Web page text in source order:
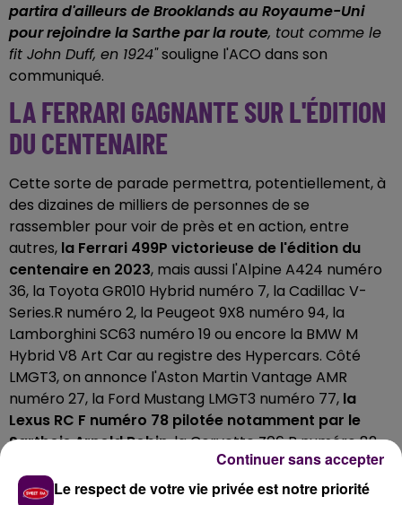
partira d'ailleurs de Brooklands au Royaume-Uni
pour rejoindre la Sarthe par la route, tout comme le
fit John Duff, en 1924"souligne l'ACO dans son
communiqué.
LA FERRARI GAGNANTE SUR L'ÉDITION
DU CENTENAIRE
Cette sorte de parade permettra, potentiellement, à
des dizaines de milliers de personnes de se
rassembler pour voir de près et en action, entre
autres, la Ferrari 499P victorieuse de l'édition du
centenaire en 2023, mais aussi l'Alpine A424 numéro
36, la Toyota GR010 Hybrid numéro 7, la Cadillac V-
Series.R numéro 2, la Peugeot 9X8 numéro 94, la
Lamborghini SC63 numéro 19 ou encore la BMW M
Hybrid V8 Art Car au registre des Hypercars. Côté
LMGT3, on annonce l'Aston Martin Vantage AMR
numéro 27, la Ford Mustang LMGT3 numéro 77, la
Lexus RC F numéro 78 pilotée notamment par le
Sarthois Arnold Robin, la Corvette Z06 R numéro 82
ainsi que la Lamborghini Huracan Evo2 numéro 85 de
l'écurie féminine Iron Dames. L'événement aura lieu de
Le respect de votre vie privée est notre priorité
Continuer sans accepter